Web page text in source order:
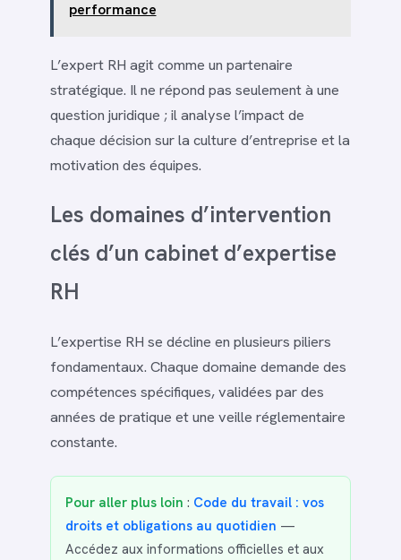
performance
L’expert RH agit comme un partenaire
stratégique. Il ne répond pas seulement à une
question juridique ; il analyse l’impact de
chaque décision sur la culture d’entreprise et la
motivation des équipes.
Les domaines d’intervention
clés d’un cabinet d’expertise
RH
L’expertise RH se décline en plusieurs piliers
fondamentaux. Chaque domaine demande des
compétences spécifiques, validées par des
années de pratique et une veille réglementaire
constante.
Pour aller plus loin : Code du travail : vos
droits et obligations au quotidien —
Accédez aux informations officielles et aux